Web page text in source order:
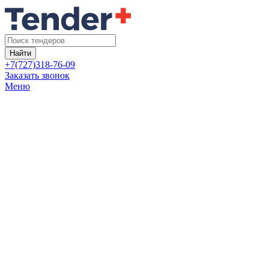
Найти
+7(727)318-76-09
Заказать звонок
Меню